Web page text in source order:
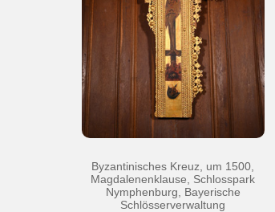
Byzantinisches Kreuz, um 1500,
Magdalenenklause, Schlosspark
Nymphenburg, Bayerische
Schlösserverwaltung